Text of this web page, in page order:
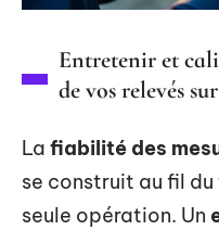
Entretenir et
de vos relevés
La fiabilité des
se construit au fil du
seule opération. Un